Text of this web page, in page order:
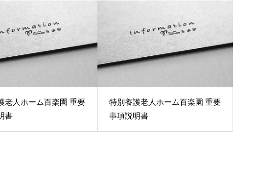
老人ホーム百楽園 重要
書
特別養護老人ホーム百楽園 重要
事項説明書